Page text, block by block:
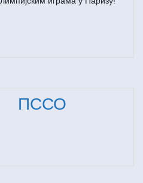
ПССО